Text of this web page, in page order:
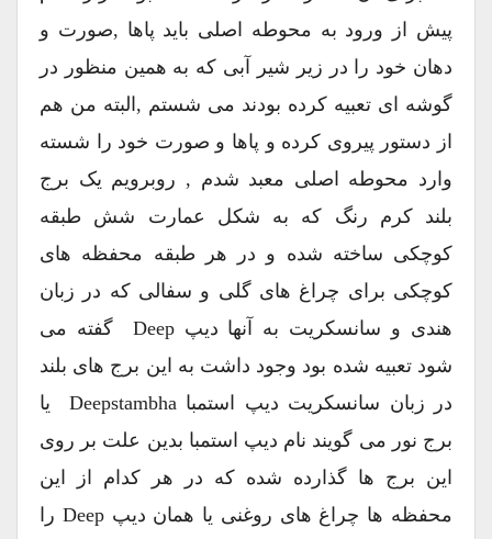
پیش از ورود به محوطه اصلی باید پاها ,صورت و
دهان خود را در زیر شیر آبی که به همین منظور در
گوشه ای تعبیه کرده بودند می شستم ,البته من هم
از دستور پیروی کرده و پاها و صورت خود را شسته
وارد محوطه اصلی معبد شدم , روبرویم یک برج
بلند کرم رنگ که به شکل عمارت شش طبقه
کوچکی ساخته شده و در هر طبقه محفظه های
کوچکی برای چراغ های گلی و سفالی که در زبان
هندی و سانسکریت به آنها دیپ Deep گفته می
شود تعبیه شده بود وجود داشت به این برج های بلند
در زبان سانسکریت دیپ استمبا Deepstambha یا
برج نور می گویند نام دیپ استمبا بدین علت بر روی
این برج ها گذارده شده که در هر کدام از این
محفظه ها چراغ های روغنی یا همان دیپ Deep را